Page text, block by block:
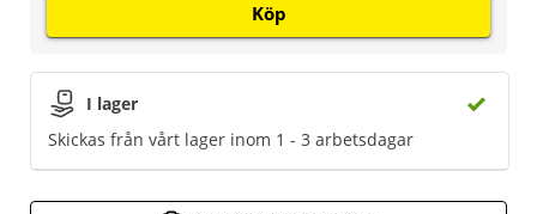
I lager
Skickas från vårt lager inom 1 - 3 arbetsdagar
Köp